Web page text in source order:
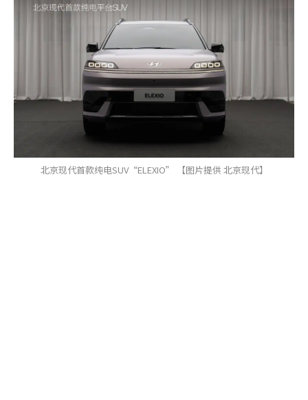
北京现代首款纯电SUV“ELEXIO” 【图片提供 北京现代】